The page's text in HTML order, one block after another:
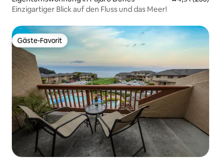
Einzigartiger Blick auf den Fluss und das Meer!
Gäste-Favorit
Gäste-Favorit